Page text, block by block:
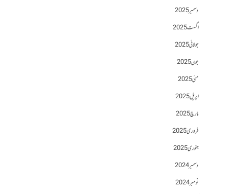
دسمبر 2025
اگست 2025
جولائی 2025
جون 2025
مئی 2025
اپریل 2025
مارچ 2025
فروری 2025
جنوری 2025
دسمبر 2024
نومبر 2024